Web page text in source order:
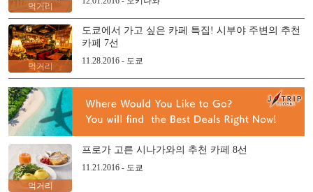
먹거리
먹거리
도쿄에서 가고 싶은 카페 특집! 시부야 주변의 추천
카페 7선
11.28.2016 - 도쿄
먹거리
프로가 고른 시나가와의 추천 카페 8선
11.21.2016 - 도쿄